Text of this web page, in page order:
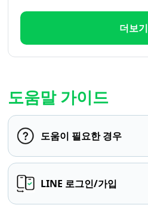
더보기
도움말 가이드
도움이 필요한 경우
LINE 로그인/가입